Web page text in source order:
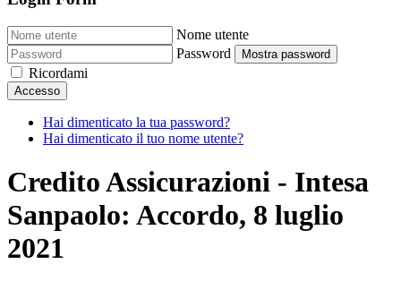
Nome utente
Password
Mostra password
Ricordami
Accesso
Hai dimenticato la tua password?
Hai dimenticato il tuo nome utente?
Credito Assicurazioni - Intesa
Sanpaolo: Accordo, 8 luglio
2021